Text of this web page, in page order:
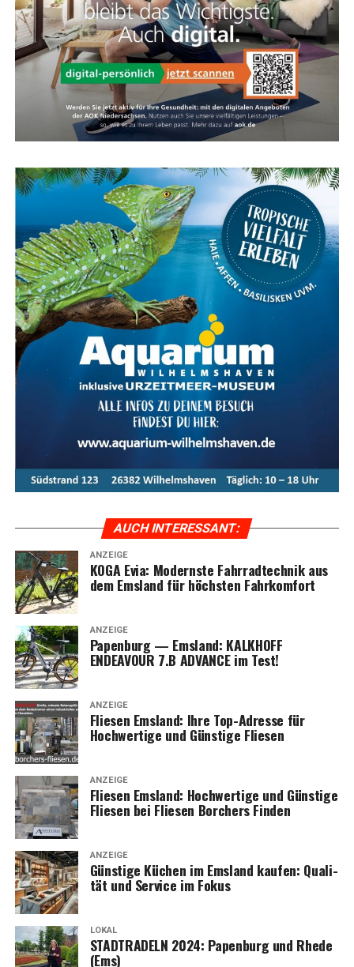
Kar­te für das Ems­land Papenburg
Fazit: Das KOGA Evia — Per­fek­te
Wahl für Radfahrkomfort
Das KOGA Evia ist die per­fek­te Wahl für alle, die uner­
reich­ten Rad­fahr­kom­fort mit stil­vol­lem Design und
moderns­ter Tech­no­lo­gie ver­bin­den möch­ten. Ent­de­cken
Sie das ulti­ma­ti­ve Fahr­erleb­nis mit dem KOGA Evia und
genie­ßen Sie jede Fahrt in vol­len Zügen.
Das KOGA Evia bie­tet ulti­ma­ti­ven Fahr­rad­
kom­fort, kom­bi­niert mit inno­va­ti­ver Tech­no­lo­gie und
stil­vol­lem Design. Ent­de­cken Sie die Vor­tei­le und Model­
le der Evia-Serie im Ems­land und erle­ben Sie moder­nen
AUCH INTER­ES­SANT:
ANZEIGE
KOGA Evia: Moderns­te Fahr­rad­tech­nik aus
dem Ems­land für höchs­ten Fahrkomfort
ANZEIGE
Papen­burg — Ems­land: KALKHOFF
ENDEAVOUR 7.B ADVANCE im Test!
ANZEIGE
Flie­sen Ems­land: Ihre Top-Adres­se für
Hoch­wer­ti­ge und Güns­ti­ge Fliesen
ANZEIGE
Flie­sen Ems­land: Hoch­wer­ti­ge und Güns­ti­ge
Flie­sen bei Flie­sen Bor­chers Finden
ANZEIGE
Güns­ti­ge Küchen im Ems­land kau­fen: Qua­li­
tät und Ser­vice im Fokus
LOKAL
STADTRADELN 2024: Papen­burg und Rhe­de
(Ems)